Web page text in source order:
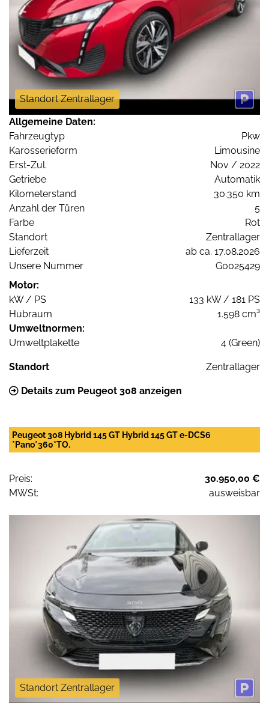
Standort Zentrallager
Allgemeine Daten:
Fahrzeugtyp
Pkw
Karosserieform
Limousine
Erst-Zul.
Nov / 2022
Getriebe
Automatik
Kilometerstand
30.350 km
Anzahl der Türen
5
Farbe
Rot
Standort
Zentrallager
Lieferzeit
ab ca. 17.08.2026
Unsere Nummer
G0025429
Motor:
kW / PS
133 kW / 181 PS
Hubraum
1.598 cm³
Umweltnormen:
Umweltplakette
4 (Green)
Standort Zentrallager
Details zum Peugeot 308 anzeigen
Peugeot 308 Hybrid 145 GT Hybrid 145 GT e-DCS6
*Pano*360*TO.
Preis:
30.950,00 €
MWSt:
ausweisbar
Standort Zentrallager